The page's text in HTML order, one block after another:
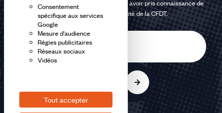
Consentement
spécifique aux services
Google
Mesure d'audience
Régies publicitaires
Réseaux sociaux
Vidéos
Tout accepter
En m'inscrivant à la newsletter, j'affirme avoir pris connaissance de
lapolitique de confidentialité de la CFDT.